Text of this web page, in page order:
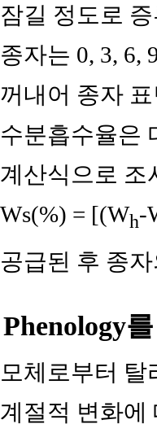
잠길 정도로
종자는 0, 3, 6,
꺼내어 종자
수분흡수율은
계산식으로 조
Ws(%) = [(Wh-
공급된 후 종
Phenology
모체로부터 탈
계절적 변화에